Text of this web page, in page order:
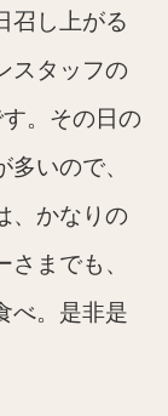
召し上がる
スタッフの
。その日の
いので、
、かなりの
までも、
べ。是非是